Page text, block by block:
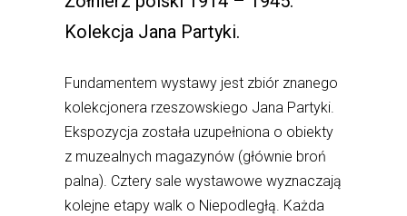
Kolekcja Jana Partyki.
Fundamentem wystawy jest zbiór znanego
kolekcjonera rzeszowskiego Jana Partyki.
Ekspozycja została uzupełniona o obiekty
z muzealnych magazynów (głównie broń
palna). Cztery sale wystawowe wyznaczają
kolejne etapy walk o Niepodległą. Każda